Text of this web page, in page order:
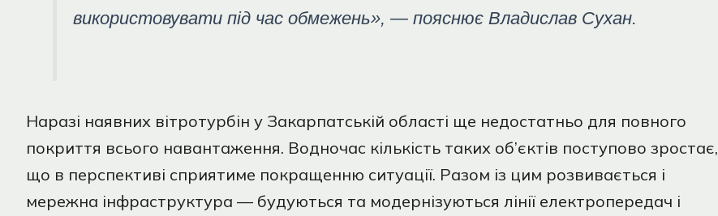
використовувати під час обмежень», — пояснює Владислав Сухан.
Наразі наявних вітротурбін у Закарпатській області ще недостатньо для повного
покриття всього навантаження. Водночас кількість таких об’єктів поступово зростає,
що в перспективі сприятиме покращенню ситуації. Разом із цим розвивається і
мережна інфраструктура — будуються та модернізуються лінії електропередач і